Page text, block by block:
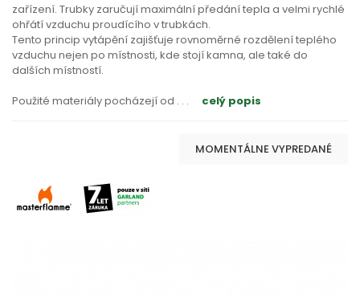
zařízení. Trubky zaručují maximální předání tepla a velmi rychlé
ohřátí vzduchu proudícího v trubkách.
Tento princip vytápění zajišťuje rovnoměrné rozdělení teplého
vzduchu nejen po místnosti, kde stojí kamna, ale také do
dalších místností.
Použité materiály pocházejí od . . . celý popis
MOMENTÁLNE VYPREDANÉ